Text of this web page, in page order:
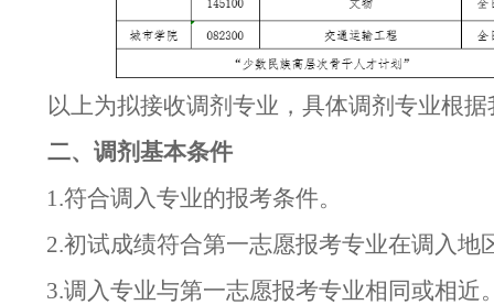
以上为拟接收调剂专业，具体调剂专业根
二、调剂基本条件
1.符合调入专业的报考条件。
2.初试成绩符合第一志愿报考专业在调入地
3.调入专业与第一志愿报考专业相同或相近